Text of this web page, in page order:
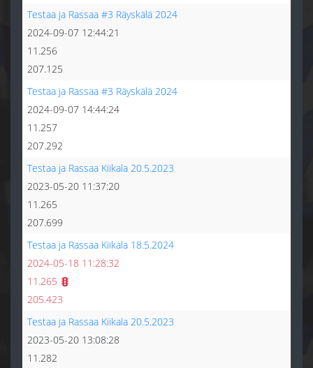
Testaa ja Rassaa #3 Räyskälä 2024
2024-09-07 12:44:21
11.256
207.125
Testaa ja Rassaa #3 Räyskälä 2024
2024-09-07 14:44:24
11.257
207.292
Testaa ja Rassaa Kiikala 20.5.2023
2023-05-20 11:37:20
11.265
207.699
Testaa ja Rassaa Kiikala 18.5.2024
2024-05-18 11:28:32
11.265
205.423
Testaa ja Rassaa Kiikala 20.5.2023
2023-05-20 13:08:28
11.282